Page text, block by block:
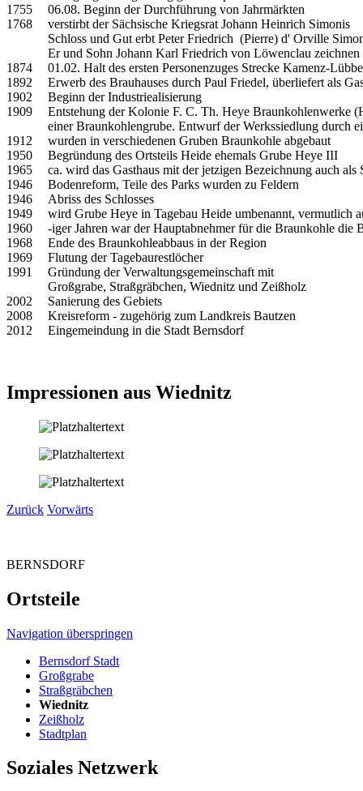
1755
06.08. Beginn der Durchführung von Jahrmärkten
1768
verstirbt der Sächsische Kriegsrat Johann Heinrich Simonis
Schloss und Gut erbt Peter Friedrich (Pierre) d' Orville
Er und Sohn Johann Karl Friedrich von Löwenclau zeichnen
1874
01.02. Halt des ersten Personenzuges Strecke Kamenz-
1892
Erwerb des Brauhauses durch Paul Friedel, überliefert als
1902
Beginn der Industriealisierung
1909
Entstehung der Kolonie F. C. Th. Heye Braunkohlenwerke
einer Braunkohlengrube. Entwurf der Werkssiedlung durch
1912
wurden in verschiedenen Gruben Braunkohle abgebaut
1950
Begründung des Ortsteils Heide ehemals Grube Heye III
1965
ca. wird das Gasthaus mit der jetzigen Bezeichnung auch als
1946
Bodenreform, Teile des Parks wurden zu Feldern
1946
Abriss des Schlosses
1949
wird Grube Heye in Tagebau Heide umbenannt, vermutlich
1960
-iger Jahren war der Hauptabnehmer für die Braunkohle die
1968
Ende des Braunkohleabbaus in der Region
1969
Flutung der Tagebaurestlöcher
1991
Gründung der Verwaltungsgemeinschaft mit
Großgrabe, Straßgräbchen, Wiednitz und Zeißholz
2002
Sanierung des Gebiets
2008
Kreisreform - zugehörig zum Landkreis Bautzen
2012
Eingemeindung in die Stadt Bernsdorf
Impressionen aus Wiednitz
Zurück Vorwärts
BERNSDORF
Ortsteile
Navigation überspringen
Bernsdorf Stadt
Großgrabe
Straßgräbchen
Wiednitz
Zeißholz
Stadtplan
Soziales Netzwerk